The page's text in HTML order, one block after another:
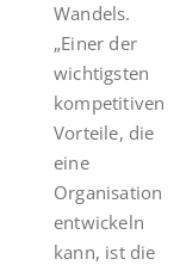
Wandels.
„Einer der
wichtigsten
kompetitiven
Vorteile, die
eine
Organisation
entwickeln
kann, ist die